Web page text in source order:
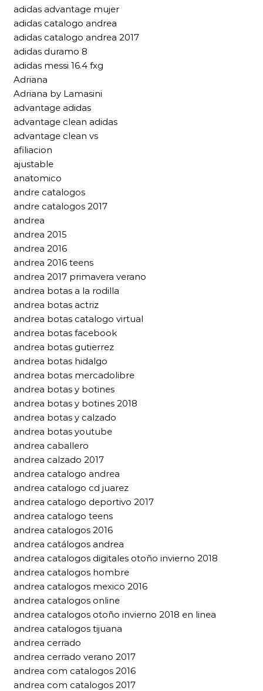
adidas advantage mujer
adidas catalogo andrea
adidas catalogo andrea 2017
adidas duramo 8
adidas messi 16.4 fxg
Adriana
Adriana by Lamasini
advantage adidas
advantage clean adidas
advantage clean vs
afiliacion
ajustable
anatomico
andre catalogos
andre catalogos 2017
andrea
andrea 2015
andrea 2016
andrea 2016 teens
andrea 2017 primavera verano
andrea botas a la rodilla
andrea botas actriz
andrea botas catalogo virtual
andrea botas facebook
andrea botas gutierrez
andrea botas hidalgo
andrea botas mercadolibre
andrea botas y botines
andrea botas y botines 2018
andrea botas y calzado
andrea botas youtube
andrea caballero
andrea calzado 2017
andrea catalogo andrea
andrea catalogo cd juarez
andrea catalogo deportivo 2017
andrea catalogo teens
andrea catalogos 2016
andrea catálogos andrea
andrea catalogos digitales otoño invierno 2018
andrea catalogos hombre
andrea catalogos mexico 2016
andrea catalogos online
andrea catalogos otoño invierno 2018 en linea
andrea catalogos tijuana
andrea cerrado
andrea cerrado verano 2017
andrea com catalogos 2016
andrea com catalogos 2017